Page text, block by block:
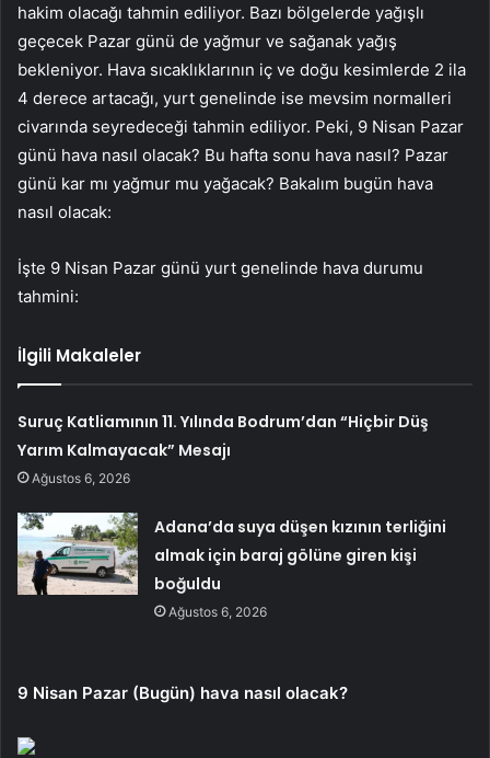
hakim olacağı tahmin ediliyor. Bazı bölgelerde yağışlı
geçecek Pazar günü de yağmur ve sağanak yağış
bekleniyor. Hava sıcaklıklarının iç ve doğu kesimlerde 2 ila
4 derece artacağı, yurt genelinde ise mevsim normalleri
civarında seyredeceği tahmin ediliyor. Peki, 9 Nisan Pazar
günü hava nasıl olacak? Bu hafta sonu hava nasıl? Pazar
günü kar mı yağmur mu yağacak? Bakalım bugün hava
nasıl olacak:
İşte 9 Nisan Pazar günü yurt genelinde hava durumu
tahmini:
İlgili Makaleler
Suruç Katliamının 11. Yılında Bodrum’dan “Hiçbir Düş
Yarım Kalmayacak” Mesajı
Ağustos 6, 2026
Adana’da suya düşen kızının terliğini
almak için baraj gölüne giren kişi
boğuldu
Ağustos 6, 2026
9 Nisan Pazar (Bugün) hava nasıl olacak?